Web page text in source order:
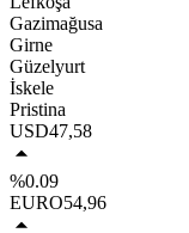
Gazimağusa
Girne
Güzelyurt
İskele
Pristina
USD47,58
%0.09
EURO54,96